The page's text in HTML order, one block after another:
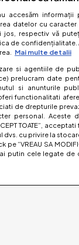
accesăm informații
datelor cu
respectiv vă
de confidențialitate.
Mai multe detalii
si agentiile de
prelucram date
si anunturile
functionalitati
de drepturile
personal. Aceste
TOATE”,
dvs. cu privire la
“VREAU SA
putin cele legate de